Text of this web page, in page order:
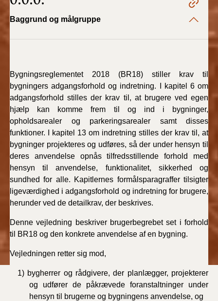
2022)
2022)
2021)
BR18 (1/1-29/6
2021)
BR18 (1/7-31/12
2020)
BR18 (10/3-30/6
2020)
BR18 (1/1-9/3 2020)
BR18 (4/7-31/12
2019)
BR18 (1/1-4/7 2019)
BR18 (1/7-31/12
2018)
Baggrund og målgruppe
Bygningsreglementet 2018 (BR18) stiller krav til
bygningers adgangsforhold og indretning. I kapitel 6 om
adgangsforhold stilles der krav til, at brugere ved egen
hjælp kan komme frem til og ind i bygninger,
opholdsarealer og parkeringsarealer samt disses
funktioner. I kapitel 13 om indretning stilles der krav til, at
bygninger projekteres og udføres, så der under hensyn til
deres anvendelse opnås tilfredsstillende forhold med
hensyn til anvendelse, funktionalitet, sikkerhed og
sundhed for alle. Kapitlernes formålsparagraffer tilsigter
ligeværdighed i adgangsforhold og indretning for brugere,
herunder ved de detailkrav, der beskrives.
Denne vejledning beskriver brugerbegrebet set i forhold
til BR18 og den konkrete anvendelse af en bygning.
Vejledningen retter sig mod,
1) bygherrer og rådgivere, der planlægger, projekterer
og udfører de påkrævede foranstaltninger under
hensyn til brugerne og bygningens anvendelse, og